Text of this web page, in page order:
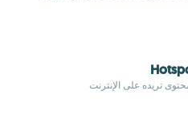
تريده على الإنترنت